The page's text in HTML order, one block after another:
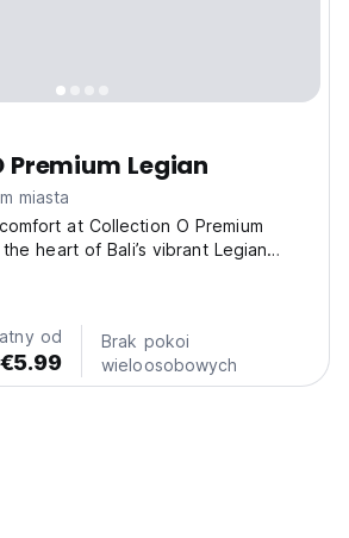
Premium Legian
miasta
at Collection O Premium
heart of Bali’s vibrant Legian
near Legian Beach, Seminyak’s
Kuta’s iconic nightlife, this
od
€5.99
Brak pokoi
wieloosobowych